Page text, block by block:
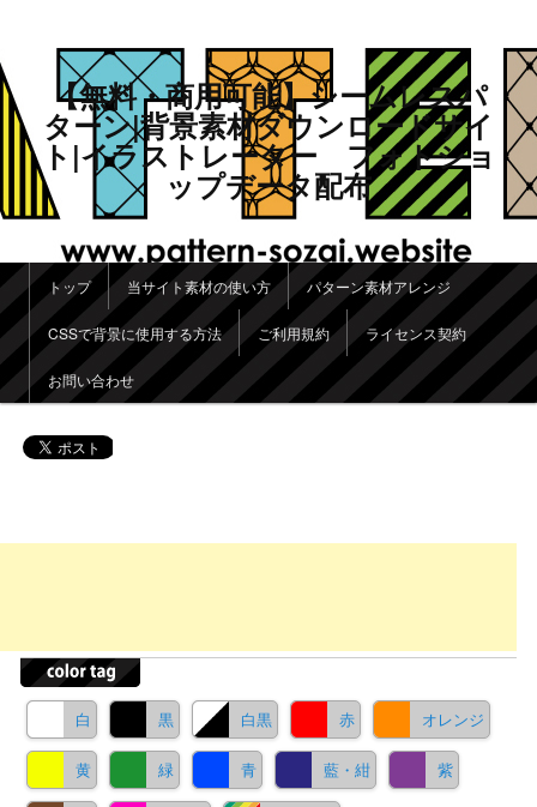
【無料・商用可能】シームレスパ
ターン|背景素材ダウンロードサイ
ト|イラストレーター フォトショ
ップデータ配布
メインメニュー
メインコンテンツへ移動
サブコンテンツへ移動
トップ 当サイト素材の使い方 パターン素材アレンジ
CSSで背景に使用する方法 ご利用規約 ライセンス契約
お問い合わせ
白 黒 白黒 赤 オレンジ
黄 緑 青 藍・紺 紫